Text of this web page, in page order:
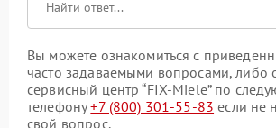
Вы можете ознакомиться с
часто задаваемыми вопросами, либо
сервисный центр “FIX-Miele” по
телефону+7 (800) 301-55-83 если не
свой вопрос.